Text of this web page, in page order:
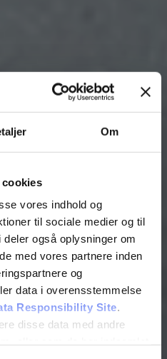
Om
cookies
vores indhold og
til sociale medier og til
også oplysninger om
med vores partnere inden
og
data i overensstemmelse
Responsibility Site.
disse data med andre
Kontakt os